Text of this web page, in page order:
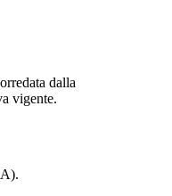
dalla
vigente.